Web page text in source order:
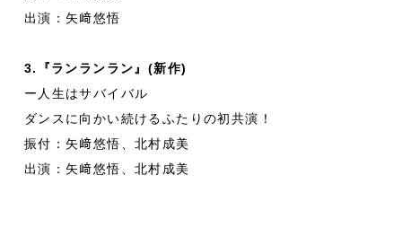
出演：矢﨑悠悟
3.『ランランラン』(新作)
ー人生はサバイバル
ダンスに向かい続けるふたりの初共演！
振付：矢﨑悠悟、北村成美
出演：矢﨑悠悟、北村成美